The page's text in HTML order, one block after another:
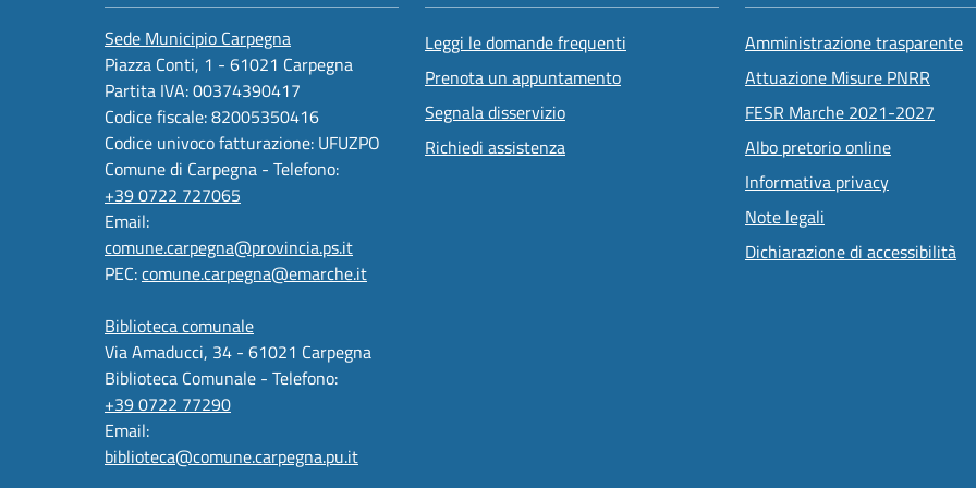
Sede Municipio Carpegna
Piazza Conti, 1 - 61021 Carpegna
Partita IVA: 00374390417
Codice fiscale: 82005350416
Codice univoco fatturazione: UFUZPO
Comune di Carpegna - Telefono:
+39 0722 727065
Email:
comune.carpegna@provincia.ps.it
PEC:comune.carpegna@emarche.it
Biblioteca comunale
Via Amaducci, 34 - 61021 Carpegna
Biblioteca Comunale - Telefono:
+39 0722 77290
Email:
biblioteca@comune.carpegna.pu.it
Leggi le domande frequenti
Prenota un appuntamento
Segnala disservizio
Richiedi assistenza
Amministrazione trasparente
Attuazione Misure PNRR
FESR Marche 2021-2027
Albo pretorio online
Informativa privacy
Note legali
Dichiarazione di accessibilità